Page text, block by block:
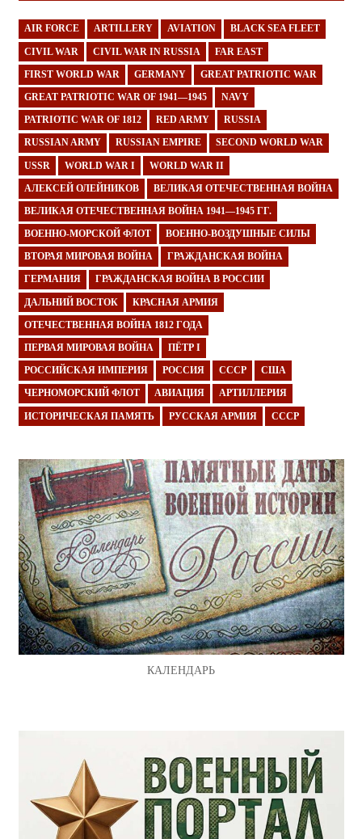
AIR FORCE ARTILLERY AVIATION BLACK SEA FLEET
CIVIL WAR CIVIL WAR IN RUSSIA FAR EAST
FIRST WORLD WAR GERMANY GREAT PATRIOTIC WAR
GREAT PATRIOTIC WAR OF 1941—1945 NAVY
PATRIOTIC WAR OF 1812 RED ARMY RUSSIA
RUSSIAN ARMY RUSSIAN EMPIRE SECOND WORLD WAR
USSR WORLD WAR I WORLD WAR II
АЛЕКСЕЙ ОЛЕЙНИКОВ ВЕЛИКАЯ ОТЕЧЕСТВЕННАЯ ВОЙНА
ВЕЛИКАЯ ОТЕЧЕСТВЕННАЯ ВОЙНА 1941—1945 ГГ.
ВОЕННО-МОРСКОЙ ФЛОТ ВОЕННО-ВОЗДУШНЫЕ СИЛЫ
ВТОРАЯ МИРОВАЯ ВОЙНА ГРАЖДАНСКАЯ ВОЙНА
ГЕРМАНИЯ ГРАЖДАНСКАЯ ВОЙНА В РОССИИ
ДАЛЬНИЙ ВОСТОК КРАСНАЯ АРМИЯ
ОТЕЧЕСТВЕННАЯ ВОЙНА 1812 ГОДА
ПЕРВАЯ МИРОВАЯ ВОЙНА ПЁТР I
РОССИЙСКАЯ ИМПЕРИЯ РОССИЯ СССР США
ЧЕРНОМОРСКИЙ ФЛОТ АВИАЦИЯ АРТИЛЛЕРИЯ
ИСТОРИЧЕСКАЯ ПАМЯТЬ РУССКАЯ АРМИЯ СССР
КАЛЕНДАРЬ